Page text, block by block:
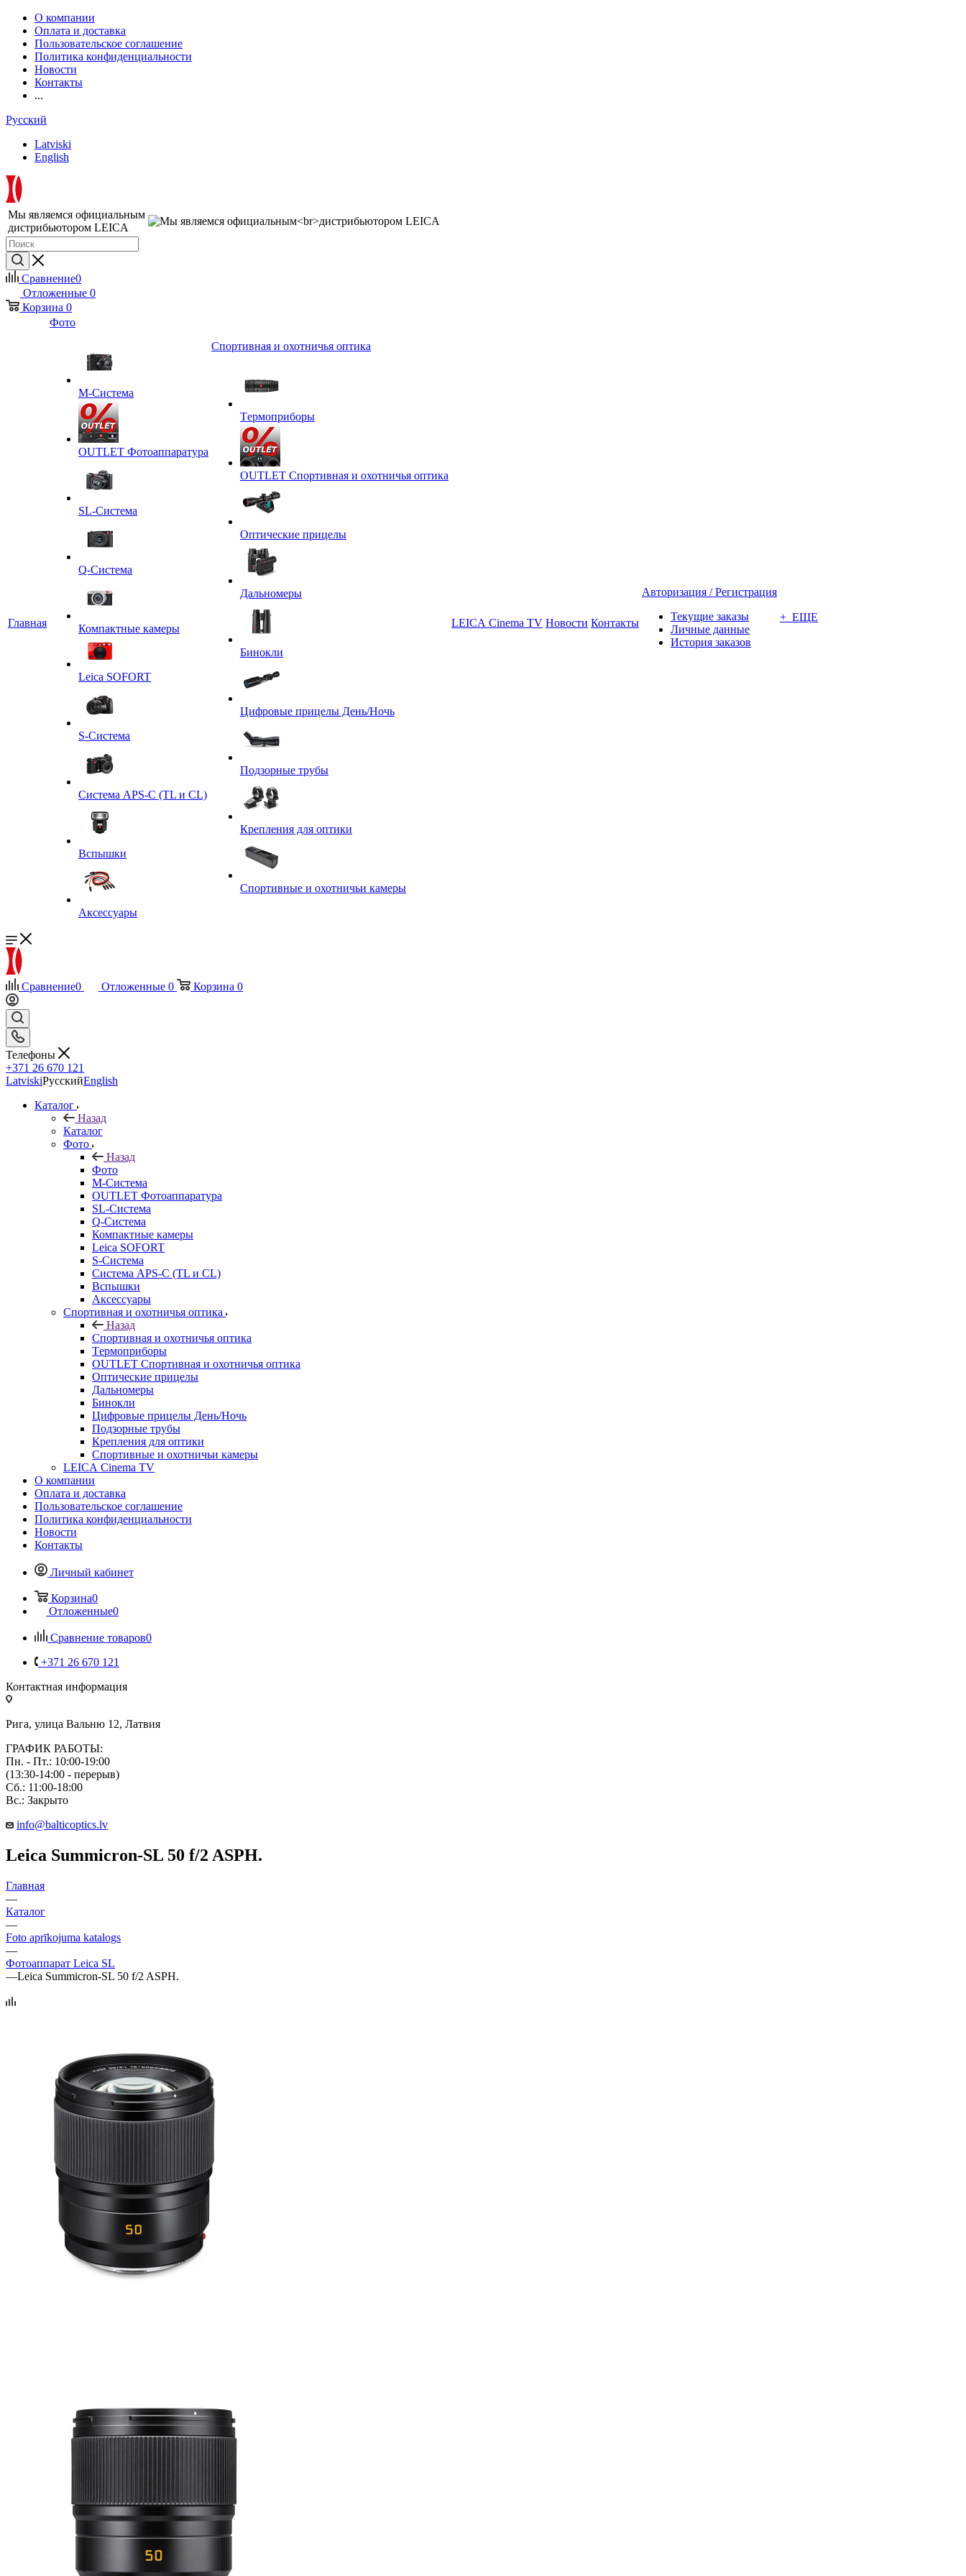
О компании
Оплата и доставка
Пользовательское соглашение
Политика конфиденциальности
Новости
Контакты
...
Русский
Latviski
English
Мы являемся официальным
дистрибьютором LEICA
Сравнение0
Отложенные 0
Корзина 0
Главная
Фото
M-Система
OUTLET Фотоаппаратура
SL-Система
Q-Cистема
Компактные камеры
Leica SOFORT
S-Система
Система APS-C (TL и CL)
Вспышки
Аксессуары
Спортивная и охотничья оптика
Tермоприборы
OUTLET Спортивная и охотничья оптика
Оптические прицелы
Дальномеры
Бинокли
Цифровые прицелы День/Ночь
Подзорные трубы
Крепления для оптики
Спортивные и охотничьи камеры
LEICA Cinema TV Новости Контакты
Авторизация / Регистрация
Текущие заказы
Личные данные
История заказов
+ ЕЩЕ
Сравнение0 Отложенные 0 Корзина 0
Телефоны
+371 26 670 121
LatviskiРусскийEnglish
Каталог
Назад
Каталог
Фото
Назад
Фото
M-Система
OUTLET Фотоаппаратура
SL-Система
Q-Cистема
Компактные камеры
Leica SOFORT
S-Система
Система APS-C (TL и CL)
Вспышки
Аксессуары
Спортивная и охотничья оптика
Назад
Спортивная и охотничья оптика
Tермоприборы
OUTLET Спортивная и охотничья оптика
Оптические прицелы
Дальномеры
Бинокли
Цифровые прицелы День/Ночь
Подзорные трубы
Крепления для оптики
Спортивные и охотничьи камеры
LEICA Cinema TV
О компании
Оплата и доставка
Пользовательское соглашение
Политика конфиденциальности
Новости
Контакты
Личный кабинет
Корзина0
Отложенные0
Сравнение товаров0
+371 26 670 121
Контактная информация
Рига, улица Вальню 12, Латвия
ГРАФИК РАБОТЫ:
Пн. - Пт.: 10:00-19:00
(13:30-14:00 - перерыв)
Сб.: 11:00-18:00
Вс.: Закрыто
info@balticoptics.lv
Leica Summicron-SL 50 f/2 ASPH.
Главная
—
Каталог
—
Foto aprīkojuma katalogs
—
Фотоаппарат Leica SL
—Leica Summicron-SL 50 f/2 ASPH.